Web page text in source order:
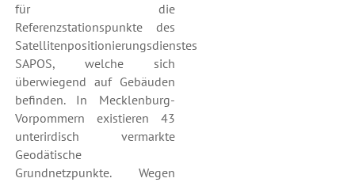
für die
Referenzstationspunkte des
Satellitenpositionierungsdienstes
SAPOS, welche sich
überwiegend auf Gebäuden
befinden. In Mecklenburg-
Vorpommern existieren 43
unterirdisch vermarkte
Geodätische
Grundnetzpunkte. Wegen